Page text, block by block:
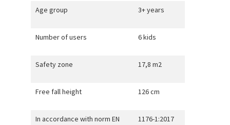
Age group 3+ years
Number of users 6 kids
Safety zone 17,8 m2
Free fall height 126 cm
In accordance with norm EN 1176-1:2017